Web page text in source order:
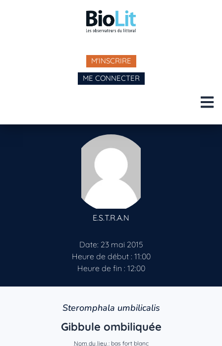
M'INSCRIRE
ME CONNECTER
E.S.T.R.A.N
Date: 23 mai 2015
Heure de début : 11:00
Heure de fin : 12:00
Steromphala umbilicalis
Gibbule ombiliquée
Nom du lieu : bas fort blanc